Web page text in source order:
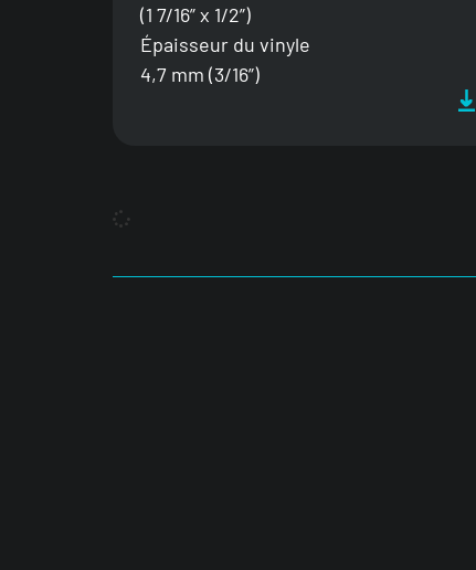
(1 7/16” x 1/2”)
Épaisseur du vinyle
4,7 mm (3/16”)